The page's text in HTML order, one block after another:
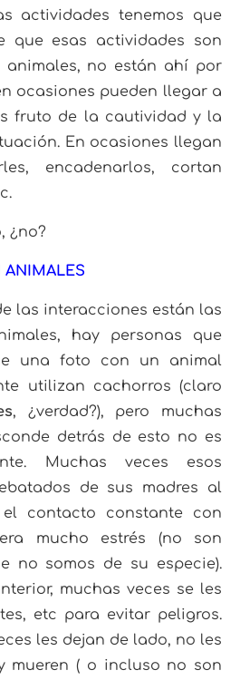
actividades tenemos que
que esas actividades son
animales, no están ahí por
ocasiones pueden llegar a
fruto de la cautividad y la
En ocasiones llegan
encadenarlos, cortan
¿no?
ANIMALES
las interacciones están las
hay personas que
una foto con un animal
utilizan cachorros (claro
, ¿verdad?), pero muchas
detrás de esto no es
Muchas veces esos
de sus madres al
contacto constante con
mucho estrés (no son
no somos de su especie).
muchas veces se les
etc para evitar peligros.
les dejan de lado, no les
mueren ( o incluso no son